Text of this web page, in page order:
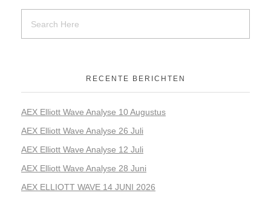
RECENTE BERICHTEN
AEX Elliott Wave Analyse 10 Augustus
AEX Elliott Wave Analyse 26 Juli
AEX Elliott Wave Analyse 12 Juli
AEX Elliott Wave Analyse 28 Juni
AEX ELLIOTT WAVE 14 JUNI 2026